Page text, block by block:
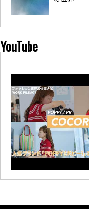
YouTube